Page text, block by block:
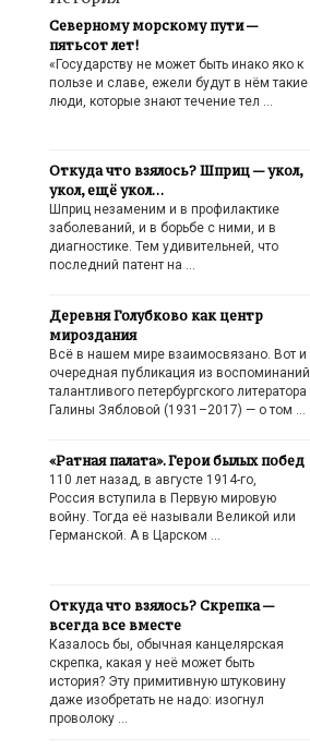
Северному морскому пути —
пятьсот лет!
«Государству не может быть инако яко к
пользе и славе, ежели будут в нём такие
люди, которые знают течение тел …
Откуда что взялось? Шприц — укол,
укол, ещё укол…
Шприц незаменим и в профилактике
заболеваний, и в борьбе с ними, и в
диагностике. Тем удивительней, что
последний патент на …
Деревня Голубково как центр
мироздания
Всё в нашем мире взаимосвязано. Вот и
очередная публикация из воспоминаний
талантливого петербургского литератора
Галины Зябловой (1931–2017) — о том …
«Ратная палата». Герои былых побед
110 лет назад, в августе 1914-го,
Россия вступила в Первую мировую
войну. Тогда её называли Великой или
Германской. А в Царском …
Откуда что взялось? Скрепка —
всегда все вместе
Казалось бы, обычная канцелярская
скрепка, какая у неё может быть
история? Эту примитивную штуковину
даже изобретать не надо: изогнул
проволоку …